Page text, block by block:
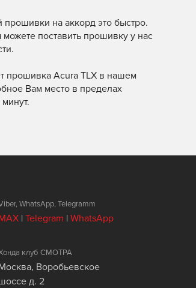
на аккорд это быстро.
поставить прошивку у нас
прошивка Acura TLX в нашем
Вам место в пределах
WhatsApp, Telegramm
|Telegram |WhatsApp
клуб СМОТРА
Воробьевское
д. 2